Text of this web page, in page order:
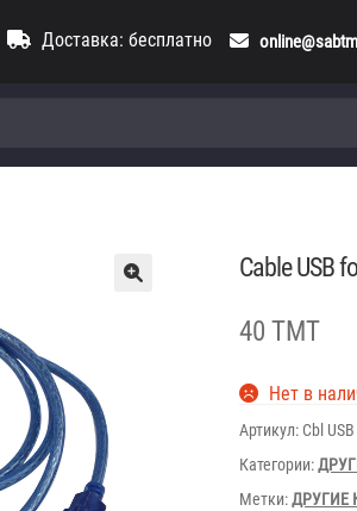
Доставка: бесплатно
Cable USB
40 TMT
Нет в
Артикул: Cbl
Категории:
Метки:ДРУГИЕ